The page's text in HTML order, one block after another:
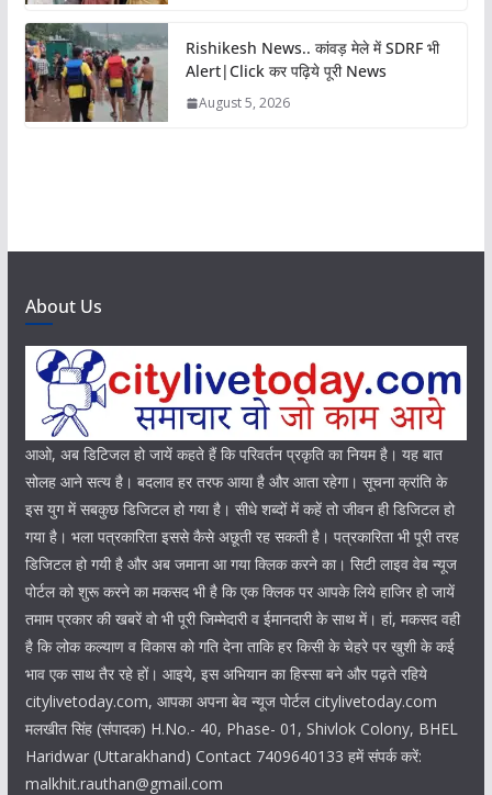
Rishikesh News.. कांवड़ मेले में SDRF भी
Alert|Click कर पढ़िये पूरी News
August 5, 2026
About Us
आओ, अब डिटिजल हो जायें कहते हैं कि परिवर्तन प्रकृति का नियम है। यह बात
सोलह आने सत्य है। बदलाव हर तरफ आया है और आता रहेगा। सूचना क्रांति के
इस युग में सबकुछ डिजिटल हो गया है। सीधे शब्दों में कहें तो जीवन ही डिजिटल हो
गया है। भला पत्रकारिता इससे कैसे अछूती रह सकती है। पत्रकारिता भी पूरी तरह
डिजिटल हो गयी है और अब जमाना आ गया क्लिक करने का। सिटी लाइव वेब न्यूज
पोर्टल को शुरू करने का मकसद भी है कि एक क्लिक पर आपके लिये हाजिर हो जायें
तमाम प्रकार की खबरें वो भी पूरी जिम्मेदारी व ईमानदारी के साथ में। हां, मकसद वही
है कि लोक कल्याण व विकास को गति देना ताकि हर किसी के चेहरे पर खुशी के कई
भाव एक साथ तैर रहे हों। आइये, इस अभियान का हिस्सा बने और पढ़ते रहिये
citylivetoday.com, आपका अपना बेव न्यूज पोर्टल citylivetoday.com
मलखीत सिंह (संपादक) H.No.- 40, Phase- 01, Shivlok Colony, BHEL
Haridwar (Uttarakhand) Contact 7409640133 हमें संपर्क करें:
malkhit.rauthan@gmail.com